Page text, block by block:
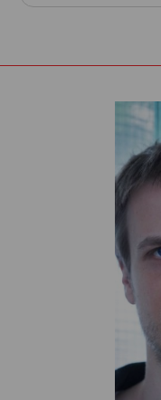
Produktion
Sturminger, mit der